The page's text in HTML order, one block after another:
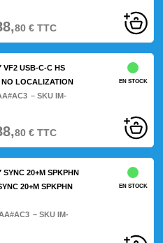
80€TTC
VF2 USB-C-C HS
NO LOCALIZATION
– SKU IM-
EN STOCK
80€TTC
20+M SPKPHN
20+M SPKPHN
– SKU IM-
EN STOCK